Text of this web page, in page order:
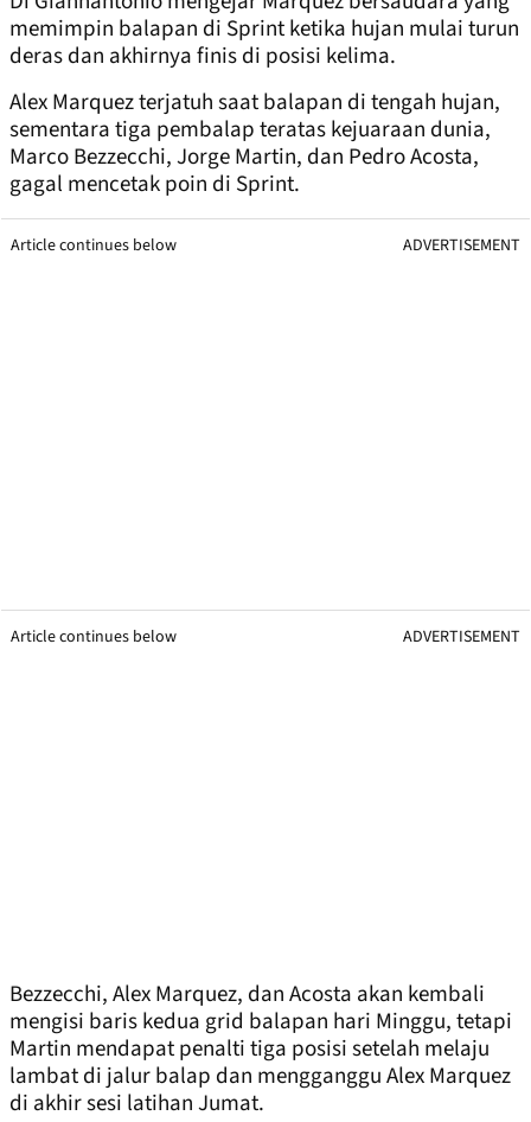
memimpin balapan di Sprint ketika hujan mulai turun
deras dan akhirnya finis di posisi kelima.
Alex Marquez terjatuh saat balapan di tengah hujan,
sementara tiga pembalap teratas kejuaraan dunia,
Marco Bezzecchi, Jorge Martin, dan Pedro Acosta,
gagal mencetak poin di Sprint.
Article continues below ADVERTISEMENT
Article continues below ADVERTISEMENT
Bezzecchi, Alex Marquez, dan Acosta akan kembali
mengisi baris kedua grid balapan hari Minggu, tetapi
Martin mendapat penalti tiga posisi setelah melaju
lambat di jalur balap dan mengganggu Alex Marquez
di akhir sesi latihan Jumat.